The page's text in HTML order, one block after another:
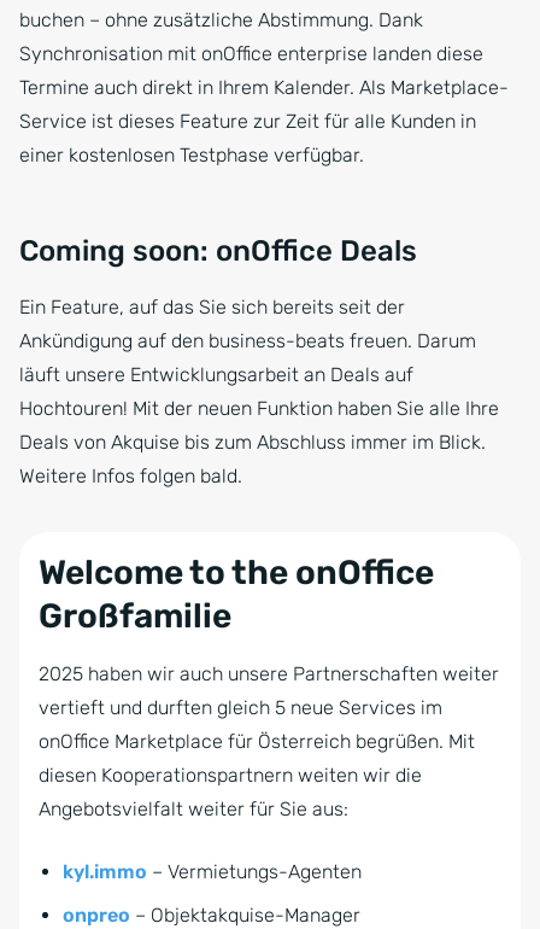
buchen – ohne zusätzliche Abstimmung. Dank
Synchronisation mit onOffice enterprise landen diese
Termine auch direkt in Ihrem Kalender. Als Marketplace-
Service ist dieses Feature zur Zeit für alle Kunden in
einer kostenlosen Testphase verfügbar.
Coming soon: onOffice Deals
Ein Feature, auf das Sie sich bereits seit der
Ankündigung auf den business-beats freuen. Darum
läuft unsere Entwicklungsarbeit an Deals auf
Hochtouren! Mit der neuen Funktion haben Sie alle Ihre
Deals von Akquise bis zum Abschluss immer im Blick.
Weitere Infos folgen bald.
Welcome to the onOffice
Großfamilie
2025 haben wir auch unsere Partnerschaften weiter
vertieft und durften gleich 5 neue Services im
onOffice Marketplace für Österreich begrüßen. Mit
diesen Kooperationspartnern weiten wir die
Angebotsvielfalt weiter für Sie aus:
kyl.immo – Vermietungs-Agenten
onpreo – Objektakquise-Manager